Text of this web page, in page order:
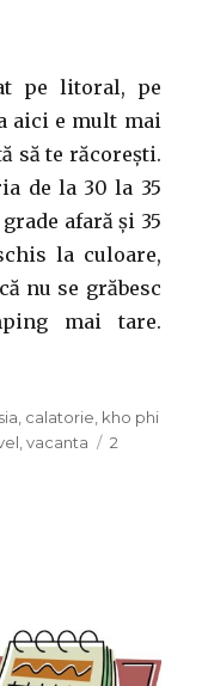
pe litoral, pe
aici e mult mai
să te răcorești.
de la 30 la 35
afară și 35
la culoare,
nu se grăbesc
mai tare.
3”
calatorie kho phi
,vacanta
2